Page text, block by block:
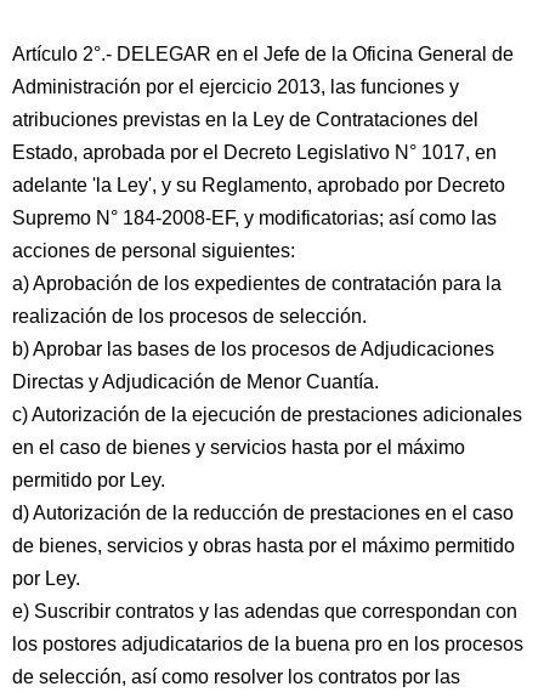
Artículo 2°.- DELEGAR en el Jefe de la Oficina General de
Administración por el ejercicio 2013, las funciones y
atribuciones previstas en la Ley de Contrataciones del
Estado, aprobada por el Decreto Legislativo N° 1017, en
adelante 'la Ley', y su Reglamento, aprobado por Decreto
Supremo N° 184-2008-EF, y modificatorias; así como las
acciones de personal siguientes:
a) Aprobación de los expedientes de contratación para la
realización de los procesos de selección.
b) Aprobar las bases de los procesos de Adjudicaciones
Directas y Adjudicación de Menor Cuantía.
c) Autorización de la ejecución de prestaciones adicionales
en el caso de bienes y servicios hasta por el máximo
permitido por Ley.
d) Autorización de la reducción de prestaciones en el caso
de bienes, servicios y obras hasta por el máximo permitido
por Ley.
e) Suscribir contratos y las adendas que correspondan con
los postores adjudicatarios de la buena pro en los procesos
de selección, así como resolver los contratos por las